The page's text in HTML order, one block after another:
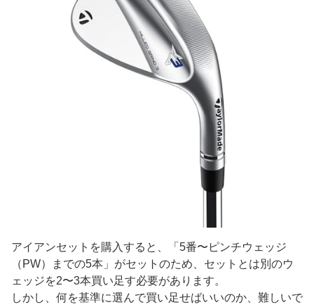
アイアンセットを購入すると、「5番〜ピンチウェッジ
（PW）までの5本」がセットのため、セットとは別のウ
ェッジを2〜3本買い足す必要があります。
しかし、何を基準に選んで買い足せばいいのか、難しいで